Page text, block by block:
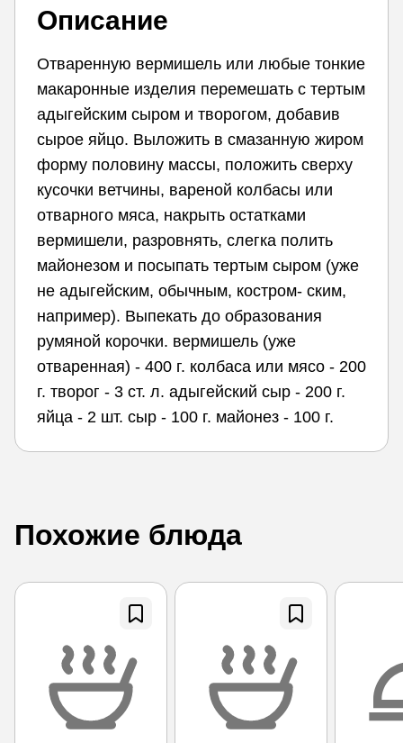
Описание
Отваренную вермишель или любые тонкие
макаронные изделия перемешать с тертым
адыгейским сыром и творогом, добавив
сырое яйцо. Выложить в смазанную жиром
форму половину массы, положить сверху
кусочки ветчины, вареной колбасы или
отварного мяса, накрыть остатками
вермишели, разровнять, слегка полить
майонезом и посыпать тертым сыром (уже
не адыгейским, обычным, костром- ским,
например). Выпекать до образования
румяной корочки. вермишель (уже
отваренная) - 400 г. колбаса или мясо - 200
г. творог - 3 ст. л. адыгейский сыр - 200 г.
яйца - 2 шт. сыр - 100 г. майонез - 100 г.
Похожие блюда